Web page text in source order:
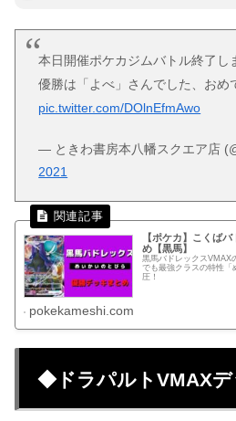
本日開催ポケカジムバトル終了し
優勝は「よべ」さんでした、おめ
pic.twitter.com/DOlnEfmAwo
— ときわ書房本八幡スクエア店
2021
【ポケカ】こくば
め【黒馬】
黒馬バドレックスVMAX
でも最強クラスの特性「
圧！
pokekameshi.com
◆ドラパルトVMAXデ